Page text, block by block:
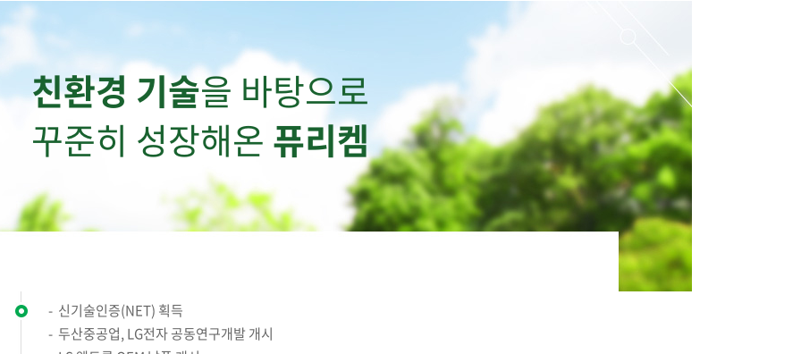
친환경 기술을 바탕으로
꾸준히 성장해온 퓨리켐
신기술인증(NET) 획득
두산중공업, LG전자 공동연구개발 개시